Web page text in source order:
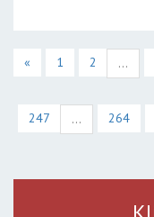
« 1 2 ...
247
... 264